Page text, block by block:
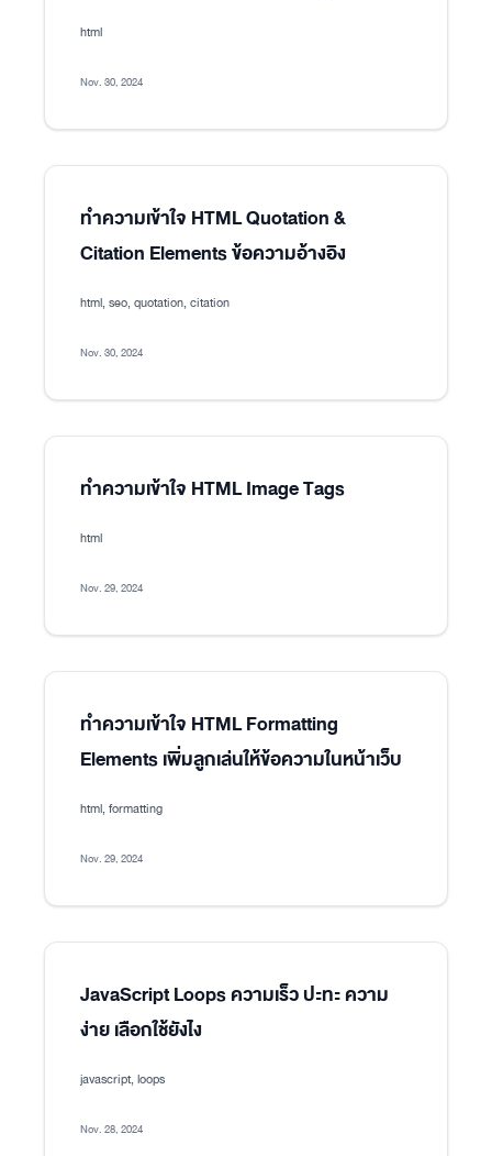
html
Nov. 30, 2024
ทำความเข้าใจ HTML Quotation &
Citation Elements ข้อความอ้างอิง
html, seo, quotation, citation
Nov. 30, 2024
ทำความเข้าใจ HTML Image Tags
html
Nov. 29, 2024
ทำความเข้าใจ HTML Formatting
Elements เพิ่มลูกเล่นให้ข้อความในหน้าเว็บ
html, formatting
Nov. 29, 2024
JavaScript Loops ความเร็ว ปะทะ ความ
ง่าย เลือกใช้ยังไง
javascript, loops
Nov. 28, 2024